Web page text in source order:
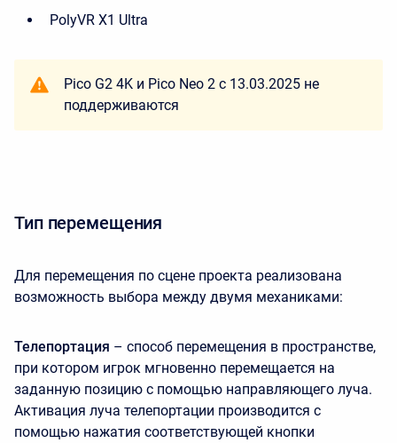
PolyVR X1 Ultra
Pico G2 4K и Pico Neo 2 с 13.03.2025 не
поддерживаются
Тип перемещения
Для перемещения по сцене проекта реализована
возможность выбора между двумя механиками:
Телепортация – способ перемещения в пространстве,
при котором игрок мгновенно перемещается на
заданную позицию с помощью направляющего луча.
Активация луча телепортации производится с
помощью нажатия соответствующей кнопки